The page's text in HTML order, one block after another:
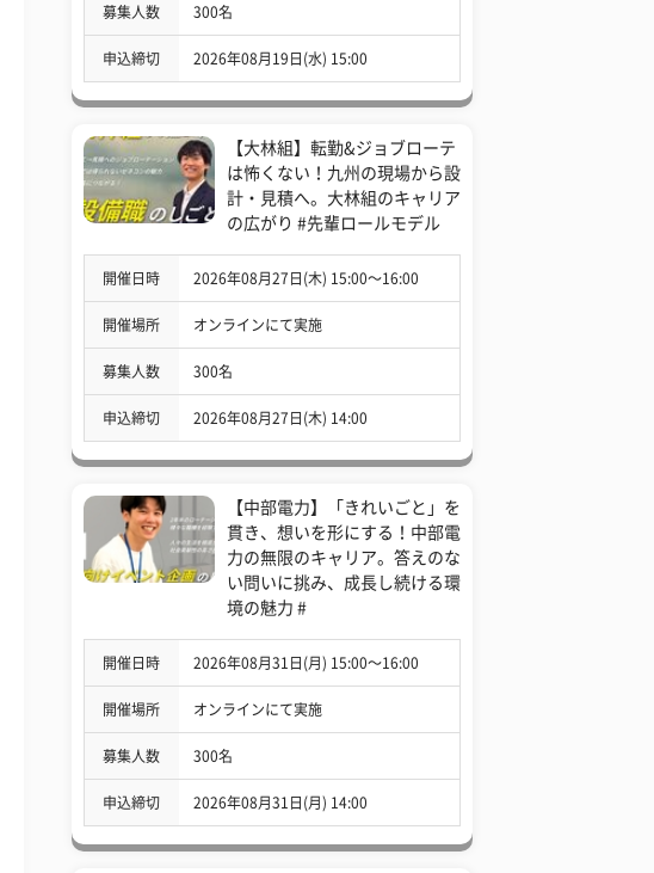
募集人数 300名
申込締切 2026年08月19日(水) 15:00
【大林組】転勤&ジョブローテ
は怖くない！九州の現場から設
計・見積へ。大林組のキャリア
の広がり #先輩ロールモデル
開催日時 2026年08月27日(木) 15:00〜16:00
開催場所 オンラインにて実施
募集人数 300名
申込締切 2026年08月27日(木) 14:00
【中部電力】「きれいごと」を
貫き、想いを形にする！中部電
力の無限のキャリア。答えのな
い問いに挑み、成長し続ける環
境の魅力 #
開催日時 2026年08月31日(月) 15:00〜16:00
開催場所 オンラインにて実施
募集人数 300名
申込締切 2026年08月31日(月) 14:00